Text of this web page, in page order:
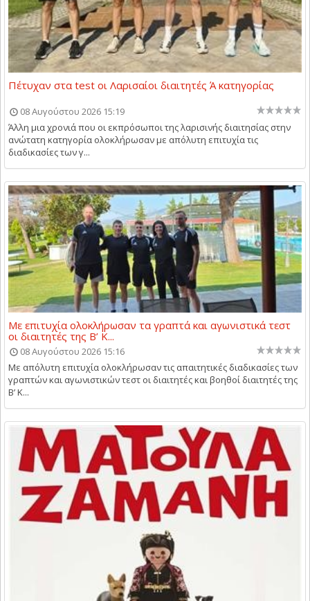
Πέτυχαν στα test οι Λαρισαίοι διαιτητές Ά κατηγορίας
08 Αυγούστου 2026 15:19
Άλλη μια χρονιά που οι εκπρόσωποι της λαρισινής διαιτησίας στην
ανώτατη κατηγορία ολοκλήρωσαν με απόλυτη επιτυχία τις
διαδικασίες των γ...
Με επιτυχία ολοκλήρωσαν τα γραπτά και αγωνιστικά τεστ
οι διαιτητές της Β’ Κ...
08 Αυγούστου 2026 15:16
Με απόλυτη επιτυχία ολοκλήρωσαν τις απαιτητικές διαδικασίες των
γραπτών και αγωνιστικών τεστ οι διαιτητές και βοηθοί διαιτητές της
Β’ Κ...